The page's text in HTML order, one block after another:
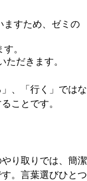
ますため、ゼミの
。
だきます。
、「行く」ではな
ことです。
り取りでは、簡潔
。言葉選びひとつ